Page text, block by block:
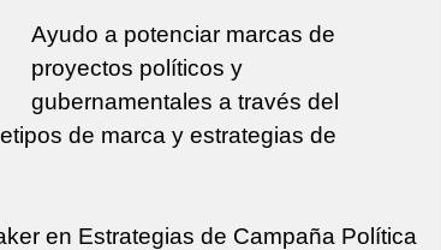
Ayudo a potenciar marcas de
proyectos políticos y
gubernamentales a través del
de marca y estrategias de
en Estrategias de Campaña Política